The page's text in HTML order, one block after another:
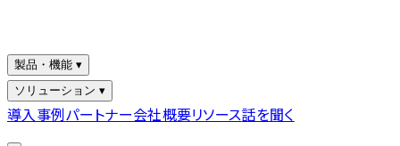
製品・機能 ▾
ソリューション ▾
導入事例パートナー会社概要リソース話を聞く